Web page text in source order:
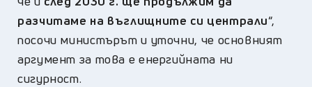
разчитаме на въглищните си централи“,
посочи министърът и уточни, че основният
аргумент за това е енергийната ни
сигурност.